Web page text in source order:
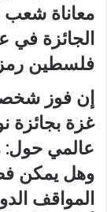
معاناة شعب
الجائزة
فلسطين
إن فوز
غزة بجائزة
عالمي حول:
وهل يمكن
المواقف